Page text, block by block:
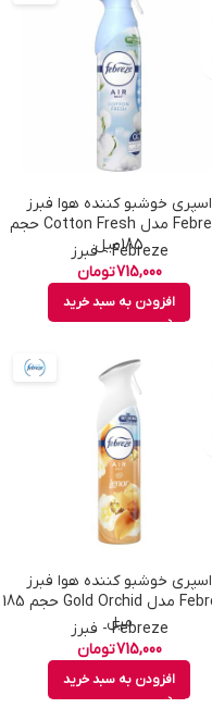
اسپری خوشبو کننده هوا فبرز
Febreze مدل Cotton Fresh حجم
185میل
Febreze - فبرز
715,000تومان
افزودن به سبد خرید
اسپری خوشبو کننده هوا فبرز
Febreze مدل Gold Orchid حجم 185
میل
Febreze - فبرز
715,000تومان
افزودن به سبد خرید